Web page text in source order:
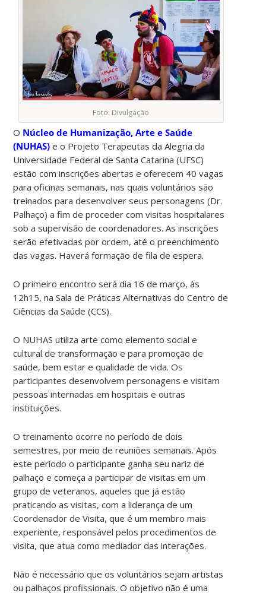
Foto: Divulgação
O Núcleo de Humanização, Arte e Saúde
(NUHAS) e o Projeto Terapeutas da Alegria da
Universidade Federal de Santa Catarina (UFSC)
estão com inscrições abertas e oferecem 40 vagas
para oficinas semanais, nas quais voluntários são
treinados para desenvolver seus personagens (Dr.
Palhaço) a fim de proceder com visitas hospitalares
sob a supervisão de coordenadores. As inscrições
serão efetivadas por ordem, até o preenchimento
das vagas. Haverá formação de fila de espera.
O primeiro encontro será dia 16 de março, às
12h15, na Sala de Práticas Alternativas do Centro de
Ciências da Saúde (CCS).
O NUHAS utiliza arte como elemento social e
cultural de transformação e para promoção de
saúde, bem estar e qualidade de vida. Os
participantes desenvolvem personagens e visitam
pessoas internadas em hospitais e outras
instituições.
O treinamento ocorre no período de dois
semestres, por meio de reuniões semanais. Após
este período o participante ganha seu nariz de
palhaço e começa a participar de visitas em um
grupo de veteranos, aqueles que já estão
praticando as visitas, com a liderança de um
Coordenador de Visita, que é um membro mais
experiente, responsável pelos procedimentos de
visita, que atua como mediador das interações.
Não é necessário que os voluntários sejam artistas
ou palhaços profissionais. O objetivo não é uma